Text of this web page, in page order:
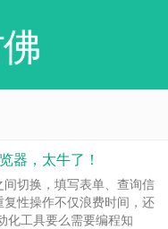
器，太牛了！
切换，填写表单、查询信
性操作不仅浪费时间，还
化工具要么需要编程知